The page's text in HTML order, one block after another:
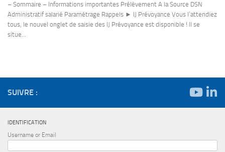
– Sommaire – Informations importantes Prélèvement A la Source DSN
Administratif salarié Paramétrage Rappels ► IJ Prévoyance Vous l’attendiez
tous, le nouvel onglet de saisie des IJ Prévoyance est disponible ! Il se
situe...
SUIVRE :
IDENTIFICATION
Username or Email